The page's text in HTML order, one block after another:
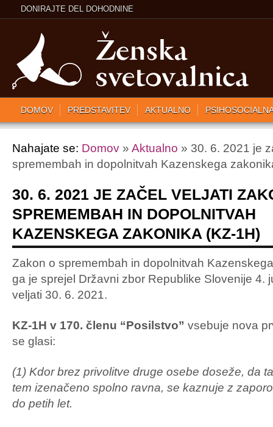
DONIRAJTE DEL DOHODNINE
DOMOV PREDSTAVITEV AKTUALNO
Nahajate se: Domov » Aktualno » 30. 6. 2021 je
spremembah in dopolnitvah Kazenskega
30. 6. 2021 JE ZAČEL VELJATI
SPREMEMBAH IN DOPOLNITVAH
KAZENSKEGA ZAKONIKA (KZ-1H)
Zakon o spremembah in dopolnitvah
ga je sprejel Državni zbor Republike Slovenije 4.
veljati 30. 6. 2021.
KZ-1H v 170. členu “Posilstvo” vsebuje nova
se glasi:
(1) Kdor brez privolitve druge osebe doseže, da
tem izenačeno spolno ravna, se kaznuje z
do petih let.